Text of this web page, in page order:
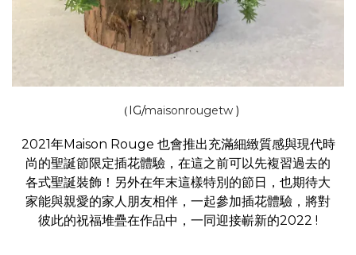
（IG/maisonrougetw)
2021年Maison Rouge 也會推出充滿細緻質感與現代時
尚的聖誕節限定插花體驗，在這之前可以先複習過去的
各式聖誕裝飾！另外在年末這樣特別的節日，也期待大
家能與親愛的家人朋友相伴，一起參加插花體驗，將對
彼此的祝福堆疊在作品中，一同迎接嶄新的2022 !